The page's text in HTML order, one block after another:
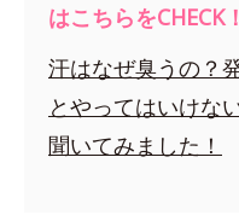
はこちらをCHECK！
汗はなぜ臭うの？
とやってはいけな
聞いてみました！